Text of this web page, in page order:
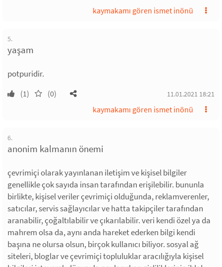
kaymakamı gören ismet inönü
5.
yaşam
potpuridir.
(1) (0) 11.01.2021 18:21
kaymakamı gören ismet inönü
6.
anonim kalmanın önemi
çevrimiçi olarak yayınlanan iletişim ve kişisel bilgiler
genellikle çok sayıda insan tarafından erişilebilir. bununla
birlikte, kişisel veriler çevrimiçi olduğunda, reklamverenler,
satıcılar, servis sağlayıcılar ve hatta takipçiler tarafından
aranabilir, çoğaltılabilir ve çıkarılabilir. veri kendi özel ya da
mahrem olsa da, aynı anda hareket ederken bilgi kendi
başına ne olursa olsun, birçok kullanıcı biliyor. sosyal ağ
siteleri, bloglar ve çevrimiçi topluluklar aracılığıyla kişisel